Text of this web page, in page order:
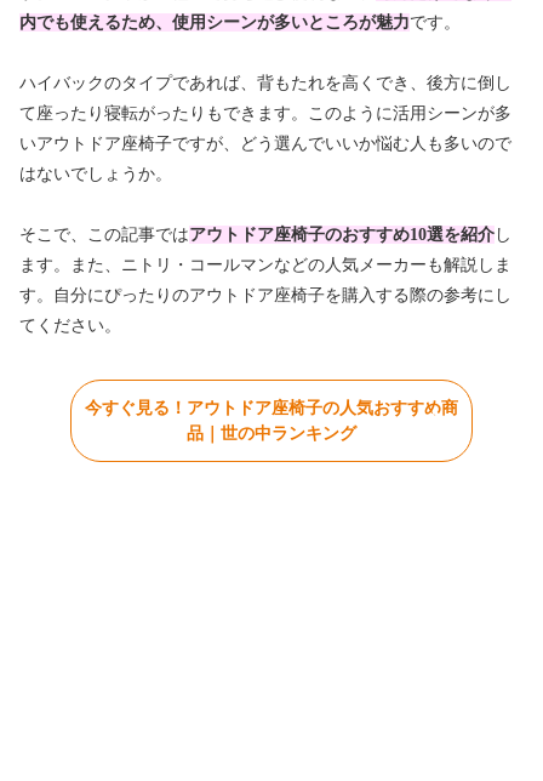
内でも使えるため、使用シーンが多いところが魅力です。
ハイバックのタイプであれば、背もたれを高くでき、後方に倒し
て座ったり寝転がったりもできます。このように活用シーンが多
いアウトドア座椅子ですが、どう選んでいいか悩む人も多いので
はないでしょうか。
そこで、この記事ではアウトドア座椅子のおすすめ10選を紹介 し
ます。また、 ニトリ・コールマンなどの人気メーカーも解説 しま
す。自分にぴったりのアウトドア座椅子を購入する際の参考にし
てください。
今すぐ見る！アウトドア座椅子の人気おすすめ商
品｜世の中ランキング